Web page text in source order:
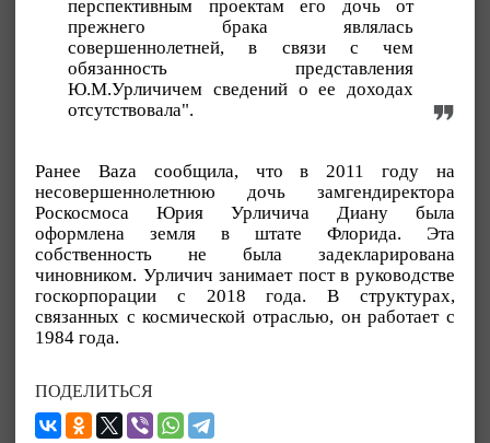
перспективным проектам его дочь от
прежнего брака являлась
совершеннолетней, в связи с чем
обязанность представления
Ю.М.Урличичем сведений о ее доходах
отсутствовала".
Ранее Baza сообщила, что в 2011 году на
несовершеннолетнюю дочь замгендиректора
Роскосмоса Юрия Урличича Диану была
оформлена земля в штате Флорида. Эта
собственность не была задекларирована
чиновником. Урличич занимает пост в руководстве
госкорпорации с 2018 года. В структурах,
связанных с космической отраслью, он работает с
1984 года.
ПОДЕЛИТЬСЯ